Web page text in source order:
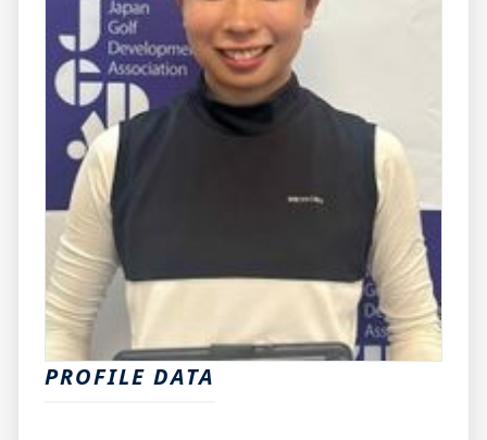
PROFILE DATA